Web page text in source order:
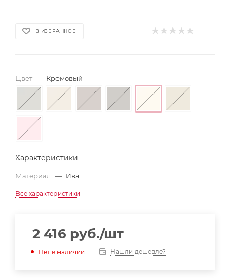
В ИЗБРАННОЕ
Цвет — Кремовый
Характеристики
Материал — Ива
Все характеристики
2 416 руб./шт
Нет в наличии Нашли дешевле?